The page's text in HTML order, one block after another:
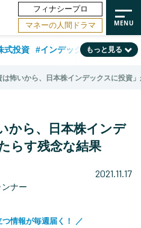
フィナシープロ
マネーの人間ドラマ
式投資 #インデックスファンド
#新NISA #ランキング #トレンド
ング #データ・調査 #国内株式型
もっと見る
は怖いから、日本株インデックスに投資
から、日本株インデ
らす残念な結果
ナー
2021.11.17
情報が毎週届く！ ／